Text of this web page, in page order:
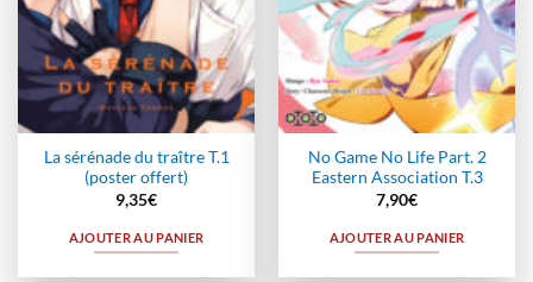
La sérénade du traître T.1
(poster offert)
9,35€
AJOUTER AU PANIER
No Game No Life Part. 2
Eastern Association T.3
7,90€
AJOUTER AU PANIER